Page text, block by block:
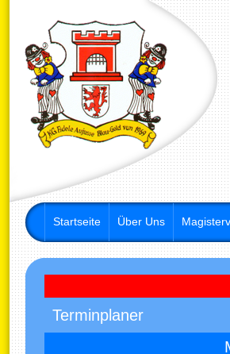
Startseite Über Uns
Terminplaner